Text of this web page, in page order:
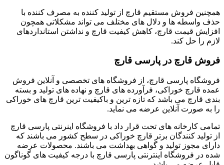
همچنین فروش مستقیم قارچ از تولید کننده به مصرف کننده با
حذف واسطه ها و دلال های مختلف می تواند مشکلاتی همچون
افزایش قیمت قارچ، کاهش کیفیت قارچ و نداشتن استانداردهای
لازم را حل کند.
فروش قارچ در پارسی قارچ
فروشگاه پارسی قارچ، از فروشگاه های تخصصی و آنلاین فروش
عمده قارچ خوراکی، فرآورده های قارچ و نهاده های تولید و بسته
بندی قارچ می باشد که تازه ترین و باکیفیت ترین قارچ های خوراکی
را به صورت آنلاین عرضه می نماید.
تمامی کارخانه های تحت قرار داد با فروشگاه اینرنتی پارسی قارچ
از تولید کنندگان برتر قارچ خوراکی در سطح کشور می باشند که
دارای مجوز تولید و گواهی بهداشت می باشند. محصولات عرضه
شده در فروشگاه اینترنتی پارسی قارچ با درجه کیفیت های گوناگون